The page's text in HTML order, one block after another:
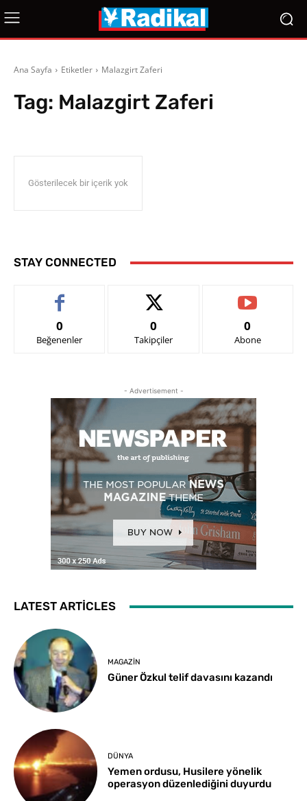
Ana Sayfa Etiketler Malazgirt Zaferi
Tag: Malazgirt Zaferi
Gösterilecek bir içerik yok
STAY CONNECTED
0
Beğenenler
0
Takipçiler
0
Abone
- Advertisement -
LATEST ARTICLES
MAGAZIN
Güner Özkul telif davasını kazandı
DÜNYA
Yemen ordusu, Husilere yönelik
operasyon düzenlediğini duyurdu